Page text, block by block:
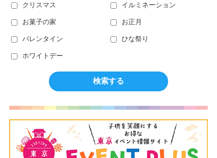
クリスマス イルミネーション
お菓子の家 お正月
バレンタイン ひな祭り
ホワイトデー